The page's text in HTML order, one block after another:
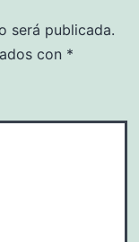
será publicada.
con *